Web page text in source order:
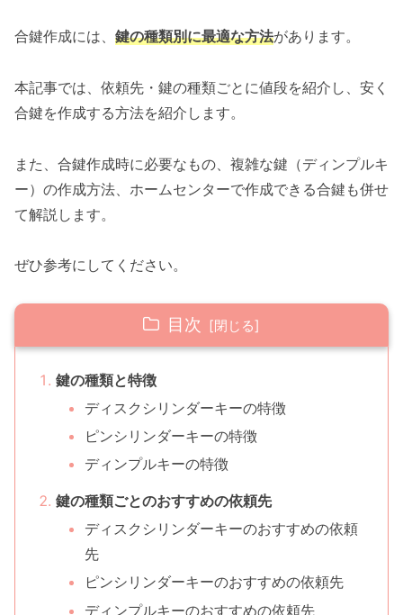
合鍵作成には、 鍵の種類別に最適な方法があります。
本記事では、依頼先・鍵の種類ごとに値段を紹介し、安く
合鍵を作成する方法を紹介します。
また、合鍵作成時に必要なもの、複雑な鍵（ディンプルキ
ー）の作成方法、ホームセンターで作成できる合鍵も併せ
て解説します。
ぜひ参考にしてください。
目次
鍵の種類と特徴
ディスクシリンダーキーの特徴
ピンシリンダーキーの特徴
ディンプルキーの特徴
鍵の種類ごとのおすすめの依頼先
ディスクシリンダーキーのおすすめの依頼
先
ピンシリンダーキーのおすすめの依頼先
ディンプルキーのおすすめの依頼先